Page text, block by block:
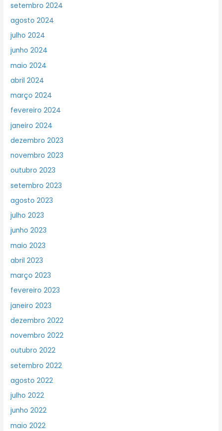
setembro 2024
agosto 2024
julho 2024
junho 2024
maio 2024
abril 2024
março 2024
fevereiro 2024
janeiro 2024
dezembro 2023
novembro 2023
outubro 2023
setembro 2023
agosto 2023
julho 2023
junho 2023
maio 2023
abril 2023
março 2023
fevereiro 2023
janeiro 2023
dezembro 2022
novembro 2022
outubro 2022
setembro 2022
agosto 2022
julho 2022
junho 2022
maio 2022